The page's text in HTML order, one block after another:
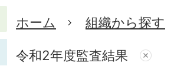
ホーム 組織から探す
令和2年度監査結果